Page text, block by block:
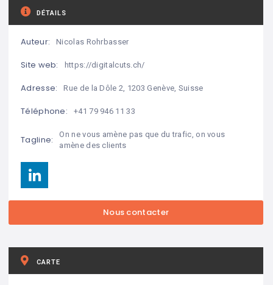
DÉTAILS
Auteur: Nicolas Rohrbasser
Site web: https://digitalcuts.ch/
Adresse: Rue de la Dôle 2, 1203 Genève, Suisse
Téléphone: +41 79 946 11 33
Tagline:
On ne vous amène pas que du trafic, on vous
amène des clients
CARTE